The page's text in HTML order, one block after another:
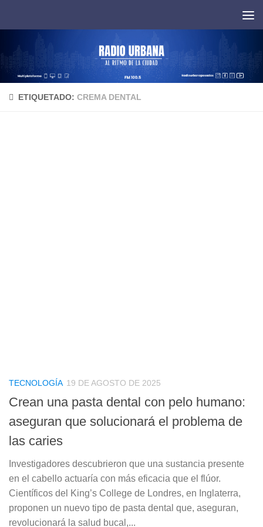
ETIQUETADO: CREMA DENTAL
TECNOLOGÍA 19 DE AGOSTO DE 2025
Crean una pasta dental con pelo humano:
aseguran que solucionará el problema de
las caries
Investigadores descubrieron que una sustancia presente
en el cabello actuaría con más eficacia que el flúor.
Científicos del King’s College de Londres, en Inglaterra,
proponen un nuevo tipo de pasta dental que, aseguran,
revolucionará la salud bucal,...